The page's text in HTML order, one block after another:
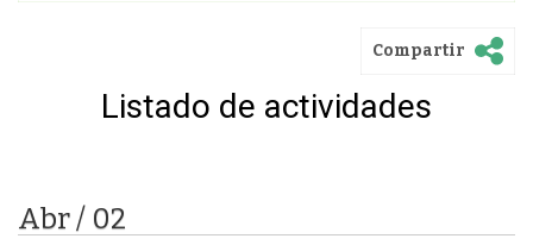
Compartir
Listado de actividades
Abr / 02